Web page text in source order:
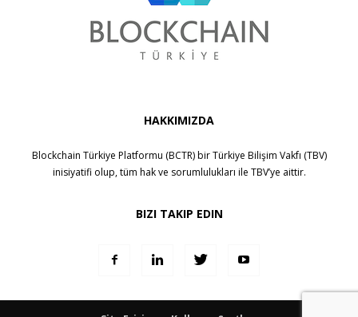
HAKKIMIZDA
Blockchain Türkiye Platformu (BCTR) birTürkiye Bilişim Vakfı (TBV)
inisiyatifi olup, tüm hak ve sorumlulukları ile TBV’ye aittir.
BIZI TAKIP EDIN